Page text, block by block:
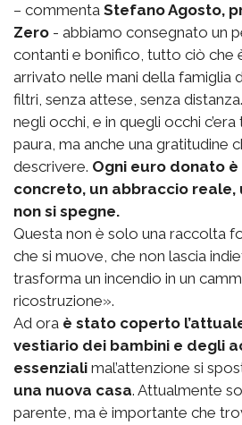
– commenta Stefano Agosto,
Zero - abbiamo consegnato un
contanti e bonifico, tutto ciò che
arrivato nelle mani della famiglia
filtri, senza attese, senza
negli occhi, e in quegli occhi
paura, ma anche una gratitudine
descrivere. Ogni euro donato
concreto, un abbraccio reale,
non si spegne.
Questa non è solo una raccolta
che si muove, che non lascia
trasforma un incendio in un
ricostruzione».
Ad ora è stato coperto
vestiario dei bambini e degli
essenziali mal’attenzione si
una nuova casa. Attualmente
parente, ma è importante che